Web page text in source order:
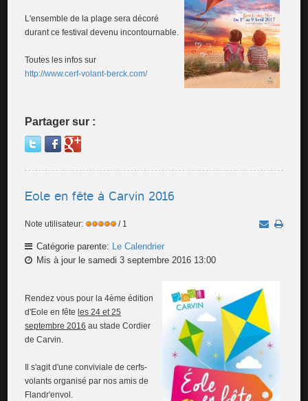
L'ensemble de la plage sera décoré
durant ce festival devenu incontournable.
Toutes les infos sur
http://www.cerf-volant-berck.com/
Partager sur :
Eole en fête à Carvin 2016
Note utilisateur: / 1
Catégorie parente: Le Calendrier
Mis à jour le samedi 3 septembre 2016 13:00
Rendez vous pour la 4ème édition
d'Eole en fête les 24 et 25
septembre 2016 au stade Cordier
de Carvin.
Il s'agit d'une conviviale de cerfs-
volants organisé par nos amis de
Flandr'envol.